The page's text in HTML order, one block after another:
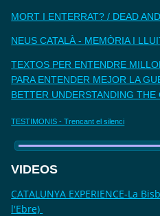
MORT I ENTERRAT? / DEAD
NEUS CATALÀ - MEMÒRIA I
TEXTOS PER ENTENDRE
PARA ENTENDER MEJOR LA
BETTER UNDERSTANDING THE
TESTIMONIS - Trencant el silenci
VIDEOS
CATALUNYA EXPERIENCE-La
l'Ebre)